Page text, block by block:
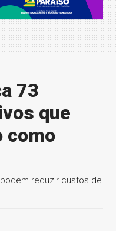
73
que
como
reduzir custos de